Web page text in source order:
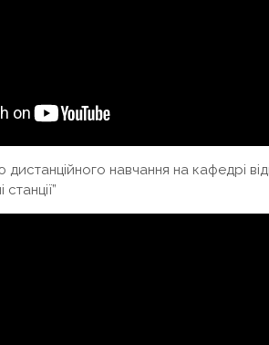
дистанційного навчання на кафедрі